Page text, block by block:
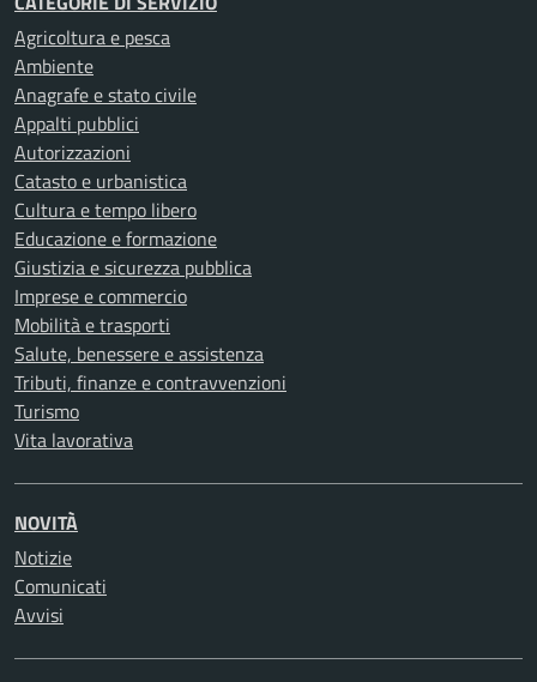
Agricoltura e pesca
Ambiente
Anagrafe e stato civile
Appalti pubblici
Autorizzazioni
Catasto e urbanistica
Cultura e tempo libero
Educazione e formazione
Giustizia e sicurezza pubblica
Imprese e commercio
Mobilità e trasporti
Salute, benessere e assistenza
Tributi, finanze e contravvenzioni
Turismo
Vita lavorativa
NOVITÀ
Notizie
Comunicati
Avvisi